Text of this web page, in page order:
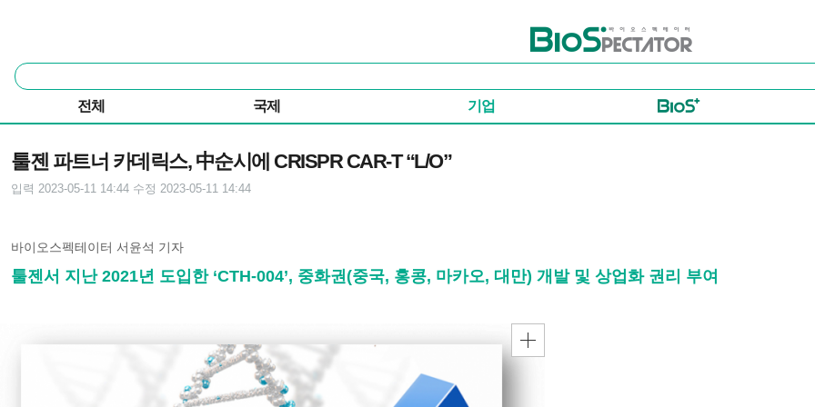
바이오스펙테이터
통
합
색
전체 국제 기업
툴젠 파트너 카데릭스, 中순시에 CRISPR CAR-T “L/O”
입력 2023-05-11 14:44 수정 2023-05-11 14:44
바이오스펙테이터 서윤석 기자
툴젠서 지난 2021년 도입한 ‘CTH-004’, 중화권(중국, 홍콩, 마카오, 대만) 개발 및 상업화 권리 부여